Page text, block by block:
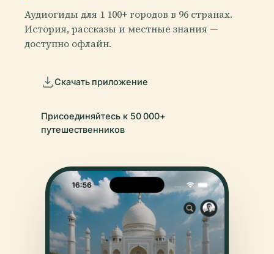
Аудиогиды для 1 100+ городов в 96 странах.
История, рассказы и местные знания —
доступно офлайн.
Скачать приложение
Присоединяйтесь к 50 000+
путешественников